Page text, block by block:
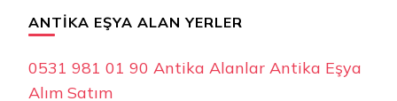
ANTIKA EŞYA ALAN YERLER
0531 981 01 90 Antika Alanlar Antika Eşya
Alım Satım